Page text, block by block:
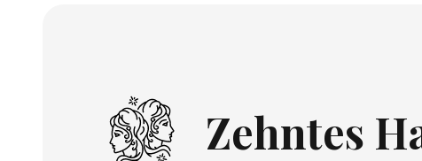
Zehntes